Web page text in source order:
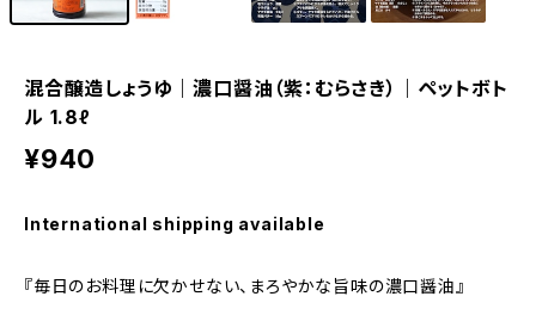
混合醸造しょうゆ｜濃口醤油（紫：むらさき）｜ペットボト
ル 1.8ℓ
¥940
International shipping available
『毎日のお料理に欠かせない、まろやかな旨味の濃口醤油』